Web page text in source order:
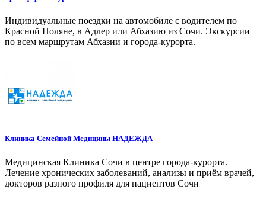
Индивидуальные поездки на автомобиле с водителем по
Красной Поляне, в Адлер или Абхазию из Сочи. Экскурсии
по всем маршрутам Абхазии и города-курорта.
Клиника Семейной Медицины НАДЕЖДА
Медицинская Клиника Сочи в центре города-курорта.
Лечение хронических заболеваний, анализы и приём врачей,
докторов разного профиля для пациентов Сочи